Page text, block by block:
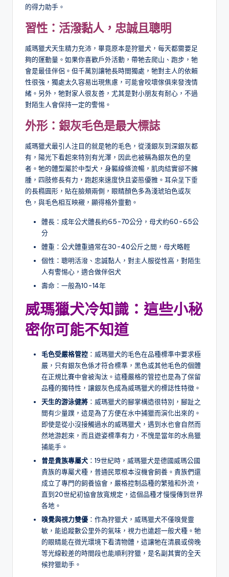
的得力助手。
習性：活潑黏人，忠誠且聰明
威瑪獵犬天生精力充沛，畢竟原本是狩獵犬，每天都需要足
夠的運動量。如果你喜歡戶外活動，帶牠去爬山、跑步，牠
會是最佳伴侶。但千萬別讓牠長時間獨處，牠對主人的依賴
性很強，獨處太久容易出現焦慮，可能會咬壞傢俱來發洩情
緒。另外，牠對家人很友善，尤其是對小朋友有耐心，不過
對陌生人會保持一定的警惕。
外形：銀灰毛色是最大標誌
威瑪獵犬最引人注目的就是牠的毛色，從淺銀灰到深銀灰都
有，陽光下看起來特別有光澤，因此也被稱為銀灰色的皇
者。牠的體型屬於中型犬，身軀線條流暢，肌肉結實卻不臃
腫，四肢修長有力，跑起來速度快且姿態優雅。耳朵呈下垂
的長橢圓形，貼在臉頰兩側，眼睛顏色多為淺琥珀色或灰
色，與毛色相互映襯，顯得格外靈動。
體長：成年公犬體長約65-70公分，母犬約60-65公
分
體重：公犬體重通常在30-40公斤之間，母犬略輕
個性：聰明活潑、忠誠黏人，對主人服從性高，對陌生
人有警惕心，適合做伴侶犬
壽命：一般為10-14年
威瑪獵犬冷知識：這些小秘
密你可能不知道
毛色受嚴格管控 ：威瑪獵犬的毛色在品種標準中要求極
嚴，只有銀灰色係才符合標準，黑色或其他毛色的個體
在正規比賽中會被淘汰。這種嚴格的管控也是為了保留
品種的獨特性，讓銀灰色成為威瑪獵犬的標誌性特徵。
天生的游泳健將 ：威瑪獵犬的腳掌構造很特別，腳趾之
間有少量蹼，這是為了方便在水中捕獵而演化出來的。
即使是從小沒接觸過水的威瑪獵犬，遇到水也會自然而
然地游起來，而且遊姿標準有力，不愧是當年的水鳥獵
捕能手。
曾是貴族專屬犬 ：19世紀時，威瑪獵犬是德國威瑪公國
貴族的專屬犬種，普通民眾根本沒機會飼養。貴族們還
成立了專門的飼養協會，嚴格控制品種的繁殖和外流，
直到20世紀初協會放寬規定，這個品種才慢慢傳到世界
各地。
嗅覺與視力雙優 ：作為狩獵犬，威瑪獵犬不僅嗅覺靈
敏，能追蹤數公里外的氣味，視力也遠超一般犬種。牠
的眼睛能在微光環境下看清物體，這讓牠在清晨或傍晚
等光線較差的時間段也能順利狩獵，是名副其實的全天
候狩獵助手。